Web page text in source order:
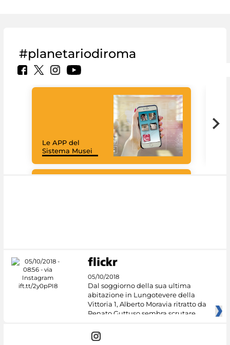
#planetariodiroma
Le APP del
Sistema Musei
05/10/2018
Dal soggiorno della sua ultima
abitazione in Lungotevere della
Vittoria 1, Alberto Moravia ritratto da
Renato Guttuso sembra scrutare